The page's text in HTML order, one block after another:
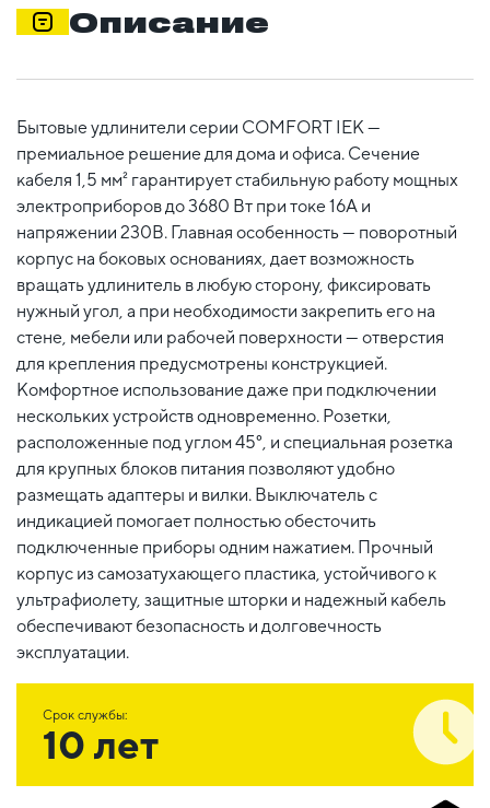
Описание
Бытовые удлинители серии COMFORT IEK —
премиальное решение для дома и офиса. Сечение
кабеля 1,5 мм² гарантирует стабильную работу мощных
электроприборов до 3680 Вт при токе 16А и
напряжении 230В. Главная особенность — поворотный
корпус на боковых основаниях, дает возможность
вращать удлинитель в любую сторону, фиксировать
нужный угол, а при необходимости закрепить его на
стене, мебели или рабочей поверхности — отверстия
для крепления предусмотрены конструкцией.
Комфортное использование даже при подключении
нескольких устройств одновременно. Розетки,
расположенные под углом 45°, и специальная розетка
для крупных блоков питания позволяют удобно
размещать адаптеры и вилки. Выключатель с
индикацией помогает полностью обесточить
подключенные приборы одним нажатием. Прочный
корпус из самозатухающего пластика, устойчивого к
ультрафиолету, защитные шторки и надежный кабель
обеспечивают безопасность и долговечность
эксплуатации.
Срок службы:
10 лет